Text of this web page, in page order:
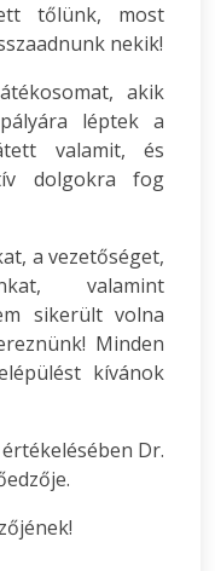
tőlünk, most
nekik!
akik
léptek a
valamit, és
dolgokra fog
a vezetőséget,
valamint
sikerült volna
Minden
kívánok
Dr.